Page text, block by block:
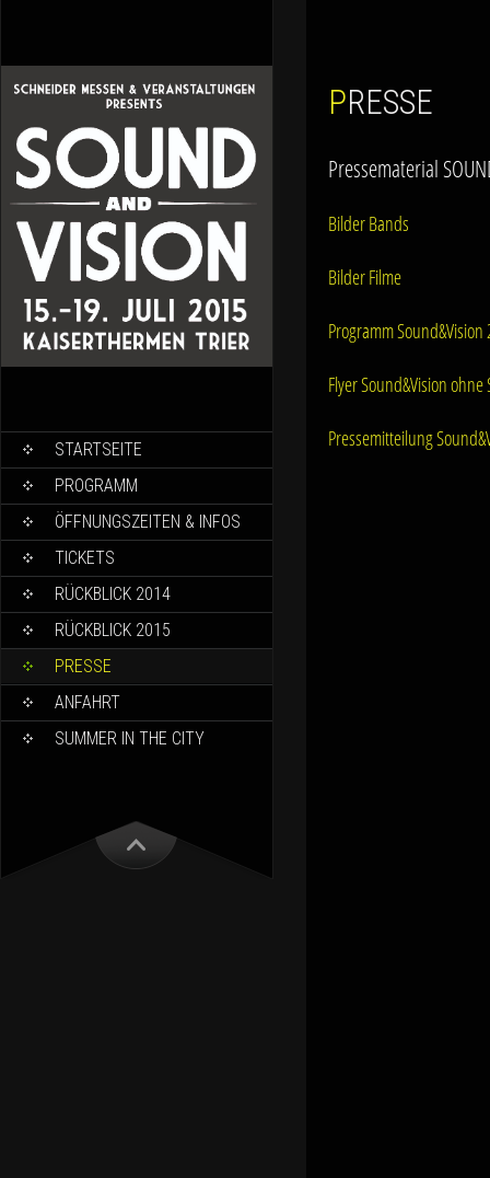
SKIP TO CONTENT
STARTSEITE
PROGRAMM
ÖFFNUNGSZEITEN & INFOS
TICKETS
RÜCKBLICK 2014
RÜCKBLICK 2015
PRESSE
ANFAHRT
SUMMER IN THE CITY
PRESSE
Pressematerial
Bilder Bands
Bilder Filme
Programm Sound&Vision
Flyer Sound&Vision
Pressemitteilung